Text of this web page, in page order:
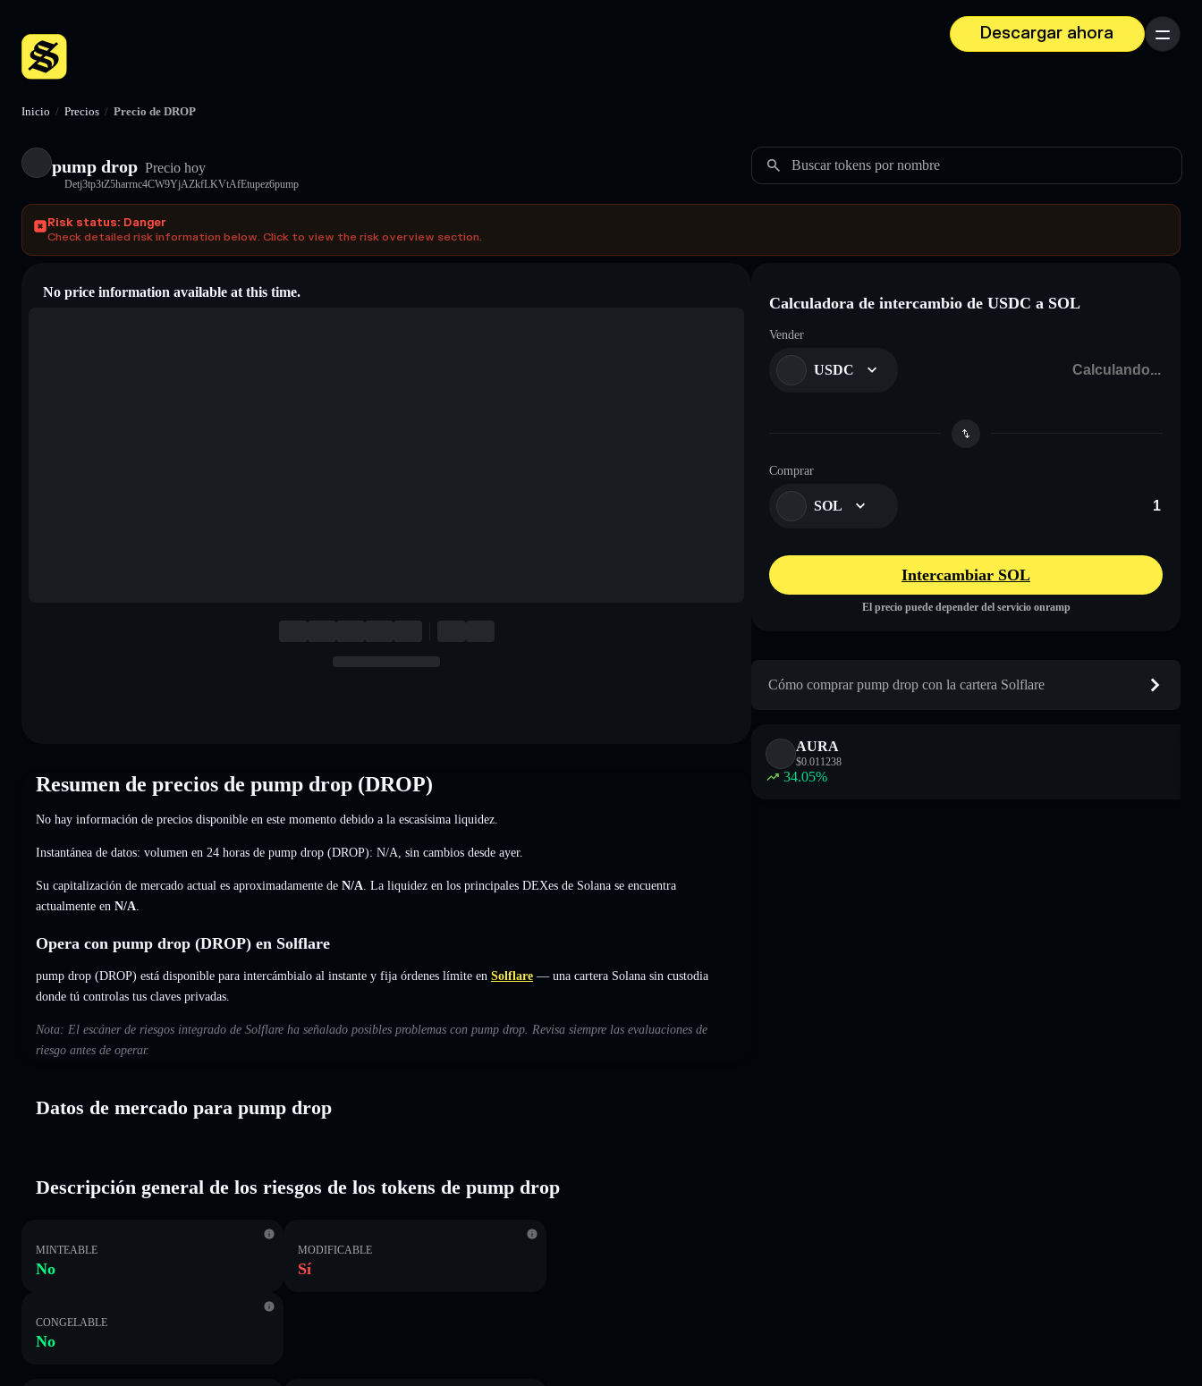
Descargar ahora
Menú
Inicio / Precios / Precio de DROP
pump drop Precio hoy
Detj3tp3tZ5harrnc4CW9YjAZkfLKVtAfEtupez6pump
Buscar tokens por nombre
Risk status: Danger
Check detailed risk information below. Click to view the risk overview section.
No price information available at this time.
Resumen de precios de pump drop (DROP)
No hay información de precios disponible en este momento debido a la escasísima liquidez.
Instantánea de datos: volumen en 24 horas de pump drop (DROP): N/A sin cambios desde ayer.
Su capitalización de mercado actual es aproximadamente de N/A . La liquidez en los principales DEXes de Solana se encuentra
actualmente en N/A
Opera con pump drop (DROP) en Solflare
pump drop (DROP) está disponible para intercámbialo al instante y fija órdenes límite en Solflare — una cartera Solana sin custodia
donde tú controlas tus claves privadas.
Nota: El escáner de riesgos integrado de Solflare ha señalado posibles problemas con pump drop. Revisa siempre las evaluaciones de
riesgo antes de operar.
Datos de mercado para pump drop
Descripción general de los riesgos de los tokens de pump drop
MINTEABLE
No
MODIFICABLE
Sí
CONGELABLE
No
Calculadora de intercambio de USDC a SOL
Vender
USDC
Comprar
SOL
Intercambiar SOL
El precio puede depender del servicio onramp
Cómo comprar pump drop con la cartera Solflare
AURA
$0.011238
34.05%